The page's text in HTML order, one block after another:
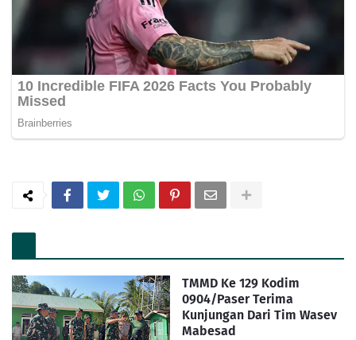
TMMD Ke 129 Kodim
0904/Paser Terima
Kunjungan Dari Tim Wasev
Mabesad